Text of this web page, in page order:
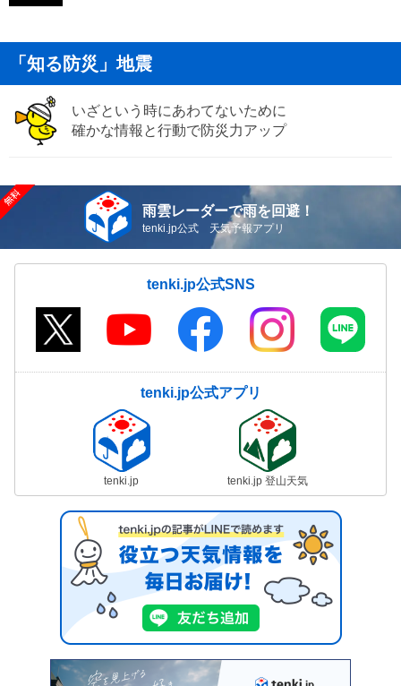
「知る防災」地震
いざという時にあわてないために
確かな情報と行動で防災力アップ
雨雲レーダーで雨を回避！
tenki.jp公式 天気予報アプリ
tenki.jp公式SNS
tenki.jp公式アプリ
tenki.jp tenki.jp 登山天気